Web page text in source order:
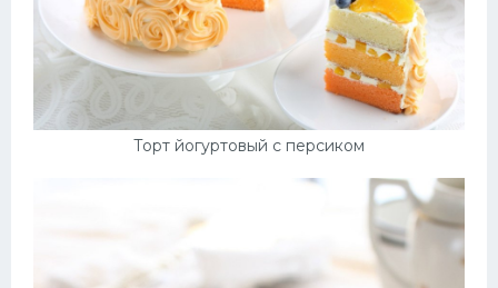
Торт йогуртовый с персиком